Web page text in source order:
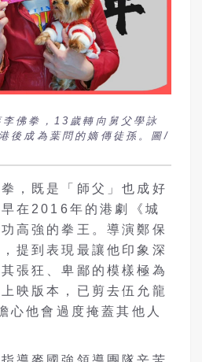
佛拳，13歲轉向舅父學詠
後成為葉問的嫡傳徒孫。圖/
，既是「師父」也成好
在2016年的港劇《城
高強的拳王。導演鄭保
提到表現最讓他印象深
張狂、卑鄙的模樣極為
映版本，已剪去伍允龍
心他會過度掩蓋其他人